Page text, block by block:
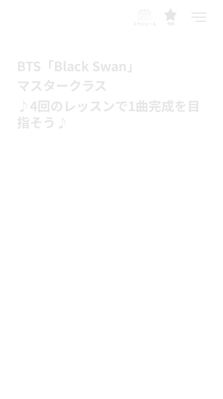
予約
スケジュール
BTS「Black Swan」
マスタークラス
♪4回のレッスンで1曲完成を目
指そう♪